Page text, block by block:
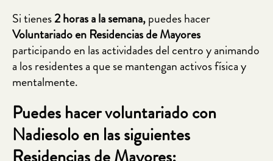
Si tienes2 horas a la semana,puedes hacer
Voluntariado en Residenciasde Mayores
participando en las actividades del centro y animando
a los residentes a que se mantengan activos física y
mentalmente.
Puedes hacer voluntariado con
Nadiesolo en las siguientes